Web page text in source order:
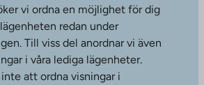
vi ordna en möjlighet för dig
redan under
Till viss del anordnar vi även
i våra lediga lägenheter.
att ordna visningar i